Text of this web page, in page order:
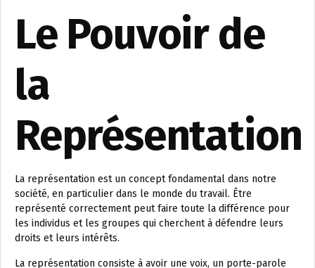
Le Pouvoir de
la
Représentation
La représentation est un concept fondamental dans notre
société, en particulier dans le monde du travail. Être
représenté correctement peut faire toute la différence pour
les individus et les groupes qui cherchent à défendre leurs
droits et leurs intérêts.
La représentation consiste à avoir une voix, un porte-parole